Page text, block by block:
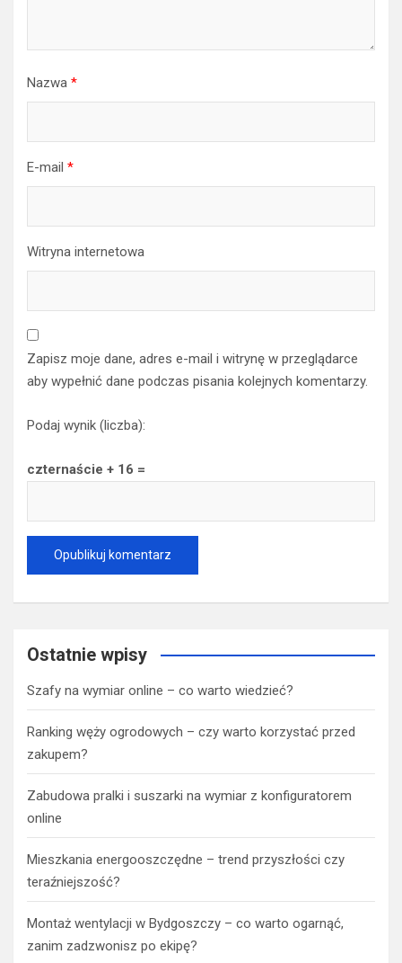
Nazwa *
E-mail *
Witryna internetowa
Zapisz moje dane, adres e-mail i witrynę w przeglądarce
aby wypełnić dane podczas pisania kolejnych komentarzy.
Podaj wynik (liczba):
czternaście + 16 =
Ostatnie wpisy
Szafy na wymiar online – co warto wiedzieć?
Ranking węży ogrodowych – czy warto korzystać przed
zakupem?
Zabudowa pralki i suszarki na wymiar z konfiguratorem
online
Mieszkania energooszczędne – trend przyszłości czy
teraźniejszość?
Montaż wentylacji w Bydgoszczy – co warto ogarnąć,
zanim zadzwonisz po ekipę?